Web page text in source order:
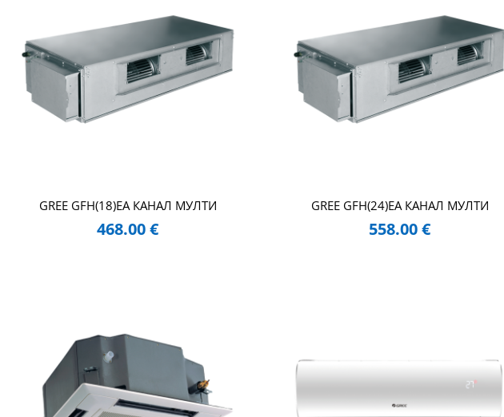
GREE GFH(18)EA КАНАЛ МУЛТИ
468.00€
GREE GFH(24)EA КАНАЛ МУЛТИ
558.00€